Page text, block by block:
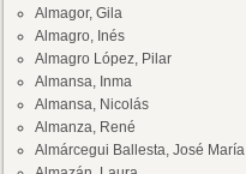
Almagor, Gila
Almagro, Inés
Almagro López, Pilar
Almansa, Inma
Almansa, Nicolás
Almanza, René
Almárcegui Ballesta, José María